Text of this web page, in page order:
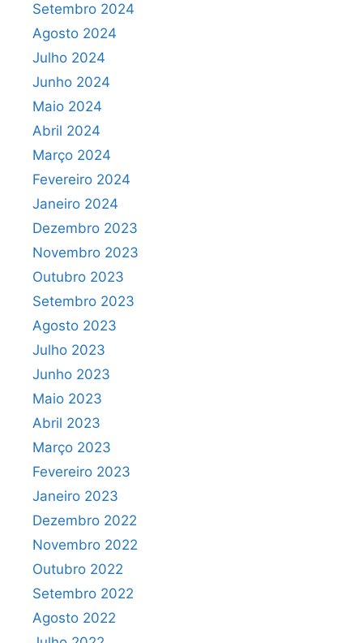
Setembro 2024
Agosto 2024
Julho 2024
Junho 2024
Maio 2024
Abril 2024
Março 2024
Fevereiro 2024
Janeiro 2024
Dezembro 2023
Novembro 2023
Outubro 2023
Setembro 2023
Agosto 2023
Julho 2023
Junho 2023
Maio 2023
Abril 2023
Março 2023
Fevereiro 2023
Janeiro 2023
Dezembro 2022
Novembro 2022
Outubro 2022
Setembro 2022
Agosto 2022